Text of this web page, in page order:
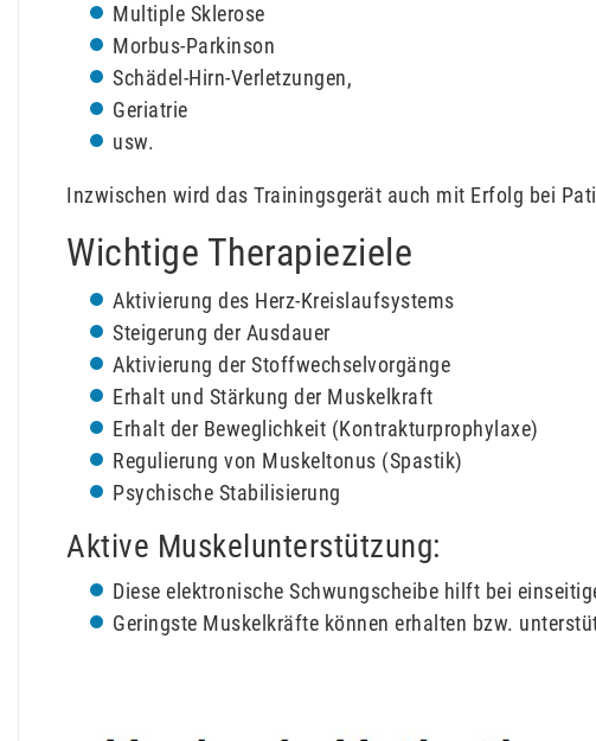
Multiple Sklerose
Morbus-Parkinson
Schädel-Hirn-Verletzungen,
Geriatrie
usw.
Inzwischen wird das Trainingsgerät auch mit Erfolg bei
Wichtige Therapieziele
Aktivierung des Herz-Kreislaufsystems
Steigerung der Ausdauer
Aktivierung der Stoffwechselvorgänge
Erhalt und Stärkung der Muskelkraft
Erhalt der Beweglichkeit (Kontrakturprophylaxe)
Regulierung von Muskeltonus (Spastik)
Psychische Stabilisierung
Aktive Muskelunterstützung:
Diese elektronische Schwungscheibe hilft bei
Geringste Muskelkräfte können erhalten bzw.